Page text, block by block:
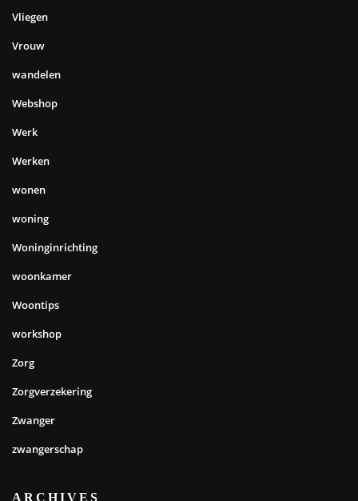
Vliegen
Vrouw
wandelen
Webshop
Werk
Werken
wonen
woning
Woninginrichting
woonkamer
Woontips
workshop
Zorg
Zorgverzekering
Zwanger
zwangerschap
ARCHIVES